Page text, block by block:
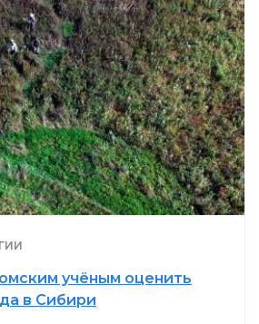
учёным оценить
в Сибири